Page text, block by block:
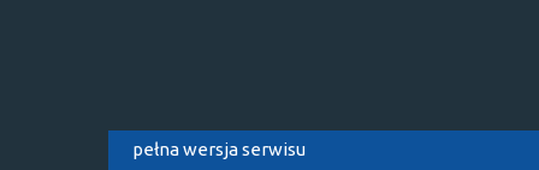
pełna wersja serwisu